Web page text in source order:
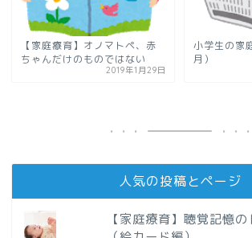
【家庭療育】オノマトペ、赤
ちゃんだけのものではない
2019年1月29日
小学生の家
月）
人気の投稿とページ
【家庭療育】聴覚記憶